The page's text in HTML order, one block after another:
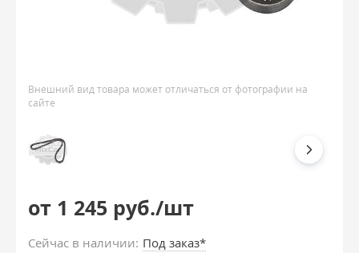
Внешний вид товара может отличаться от фотографии на
сайте
от 1 245 руб./шт
Сейчас в наличии: Под заказ*